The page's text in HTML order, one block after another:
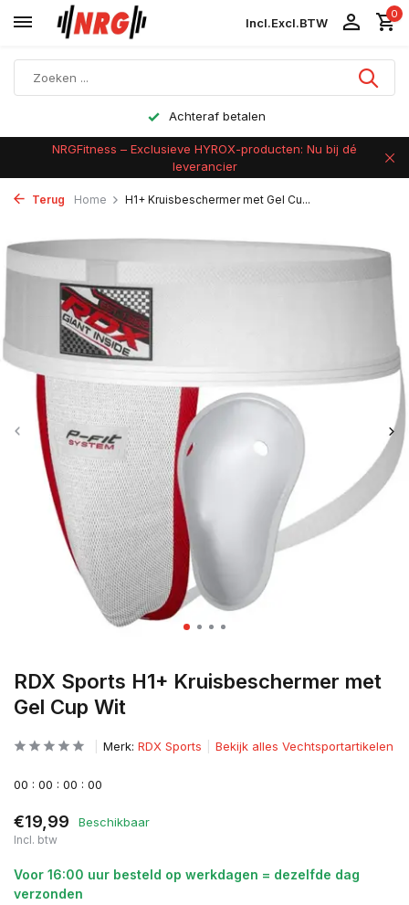
Incl.Excl.BTW
0
Achteraf betalen
NRGFitness – Exclusieve HYROX-producten: Nu bij dé
leverancier
Terug Home H1+ Kruisbeschermer met Gel Cu...
RDX Sports H1+ Kruisbeschermer met
Gel Cup Wit
Merk: RDX Sports Bekijk alles Vechtsportartikelen
00 : 00 : 00 : 00
€19,99 Beschikbaar
Incl. btw
Voor 16:00 uur besteld op werkdagen = dezelfde dag
verzonden